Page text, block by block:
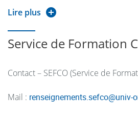
Pour information :
de l'INSPÉ Centre Val de Loire et
Lire plus
Service de Formation
Contact – SEFCO (Service de
Mail : renseignements.sefco@univ-